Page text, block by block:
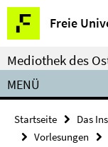
Springe
direkt
zu
Inhalt
Freie
Service-
Navigation
Mediothek des
MENÜ
Startseite Das
Vorlesungen